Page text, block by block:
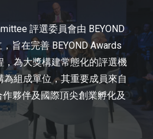
評選委員會由 BEYOND
旨在完善 BEYOND Awards
，為大獎構建常態化的評選機
組成單位，其重要成員來自
作夥伴及國際頂尖創業孵化及